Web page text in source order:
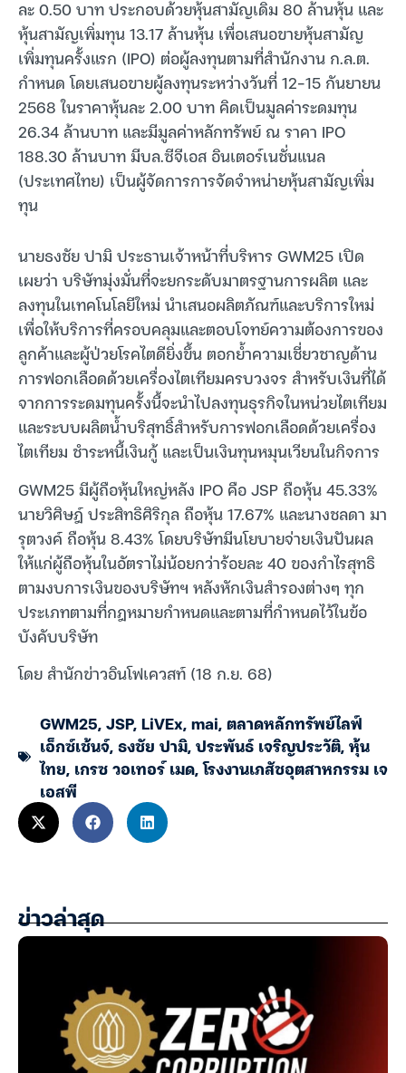
ละ 0.50 บาท ประกอบด้วยหุ้นสามัญเดิม 80 ล้านหุ้น และ
หุ้นสามัญเพิ่มทุน 13.17 ล้านหุ้น เพื่อเสนอขายหุ้นสามัญ
เพิ่มทุนครั้งแรก (IPO) ต่อผู้ลงทุนตามที่สำนักงาน ก.ล.ต.
กำหนด โดยเสนอขายผู้ลงทุนระหว่างวันที่ 12-15 กันยายน
2568 ในราคาหุ้นละ 2.00 บาท คิดเป็นมูลค่าระดมทุน
26.34 ล้านบาท และมีมูลค่าหลักทรัพย์ ณ ราคา IPO
188.30 ล้านบาท มีบล.ซีจีเอส อินเตอร์เนชั่นแนล
(ประเทศไทย) เป็นผู้จัดการการจัดจำหน่ายหุ้นสามัญเพิ่ม
ทุน
นายธงชัย ปามิ ประธานเจ้าหน้าที่บริหาร GWM25 เปิด
เผยว่า บริษัทมุ่งมั่นที่จะยกระดับมาตรฐานการผลิต และ
ลงทุนในเทคโนโลยีใหม่ นำเสนอผลิตภัณฑ์และบริการใหม่
เพื่อให้บริการที่ครอบคลุมและตอบโจทย์ความต้องการของ
ลูกค้าและผู้ป่วยโรคไตดียิ่งขึ้น ตอกย้ำความเชี่ยวชาญด้าน
การฟอกเลือดด้วยเครื่องไตเทียมครบวงจร สำหรับเงินที่ได้
จากการระดมทุนครั้งนี้จะนำไปลงทุนธุรกิจในหน่วยไตเทียม
และระบบผลิตน้ำบริสุทธิ์สำหรับการฟอกเลือดด้วยเครื่อง
ไตเทียม ชำระหนี้เงินกู้ และเป็นเงินทุนหมุนเวียนในกิจการ
GWM25 มีผู้ถือหุ้นใหญ่หลัง IPO คือ JSP ถือหุ้น 45.33%
นายวิศิษฎ์ ประสิทธิศิริกุล ถือหุ้น 17.67% และนางชลดา มา
รุตวงค์ ถือหุ้น 8.43% โดยบริษัทมีนโยบายจ่ายเงินปันผล
ให้แก่ผู้ถือหุ้นในอัตราไม่น้อยกว่าร้อยละ 40 ของกำไรสุทธิ
ตามงบการเงินของบริษัทฯ หลังหักเงินสำรองต่างๆ ทุก
ประเภทตามที่กฎหมายกำหนดและตามที่กำหนดไว้ในข้อ
บังคับบริษัท
โดย สำนักข่าวอินโฟเควสท์ (18 ก.ย. 68)
GWM25,JSP,LiVEx,mai,ตลาดหลักทรัพย์ไลฟ์
เอ็กซ์เช้นจ์,ธงชัย ปามิ,ประพันธ์ เจริญประวัติ,หุ้น
ไทย, เกรซ วอเทอร์ เมด,โรงงานเภสัชอุตสาหกรรม เจ
เอสพี
ข่าวล่าสุด